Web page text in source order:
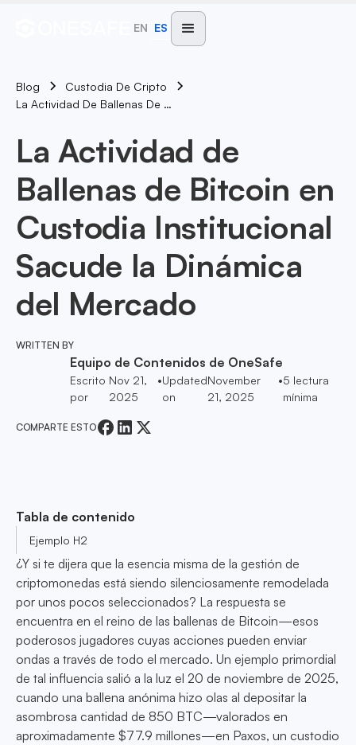
EN ES
Blog
Custodia De Cripto
La Actividad De Ballenas De Bitcoin En Custodia Institucional Sacude La Dinámica Del Mercado
La Actividad de
Ballenas de Bitcoin en
Custodia Institucional
Sacude la Dinámica
del Mercado
WRITTEN BY
Equipo de Contenidos de OneSafe
Escrito
por
Nov 21,
2025
•Updated
on
November
21, 2025
•5 lectura
mínima
COMPARTE ESTO
Tabla de contenido
Ejemplo H2
¿Y si te dijera que la esencia misma de la gestión de
criptomonedas está siendo silenciosamente remodelada
por unos pocos seleccionados? La respuesta se
encuentra en el reino de las ballenas de Bitcoin—esos
poderosos jugadores cuyas acciones pueden enviar
ondas a través de todo el mercado. Un ejemplo primordial
de tal influencia salió a la luz el 20 de noviembre de 2025,
cuando una ballena anónima hizo olas al depositar la
asombrosa cantidad de 850 BTC—valorados en
aproximadamente $77.9 millones—en Paxos, un custodio